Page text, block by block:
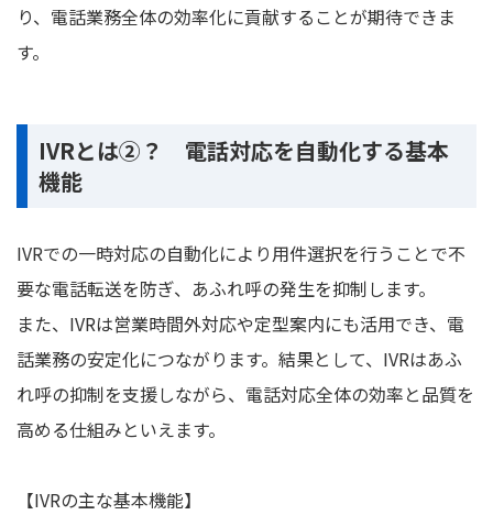
り、電話業務全体の効率化に貢献することが期待できま
す。
IVRとは②？ 電話対応を自動化する基本
機能
IVRでの一時対応の自動化により用件選択を行うことで不
要な電話転送を防ぎ、あふれ呼の発生を抑制します。
また、IVRは営業時間外対応や定型案内にも活用でき、電
話業務の安定化につながります。結果として、IVRはあふ
れ呼の抑制を支援しながら、電話対応全体の効率と品質を
高める仕組みといえます。
【IVRの主な基本機能】